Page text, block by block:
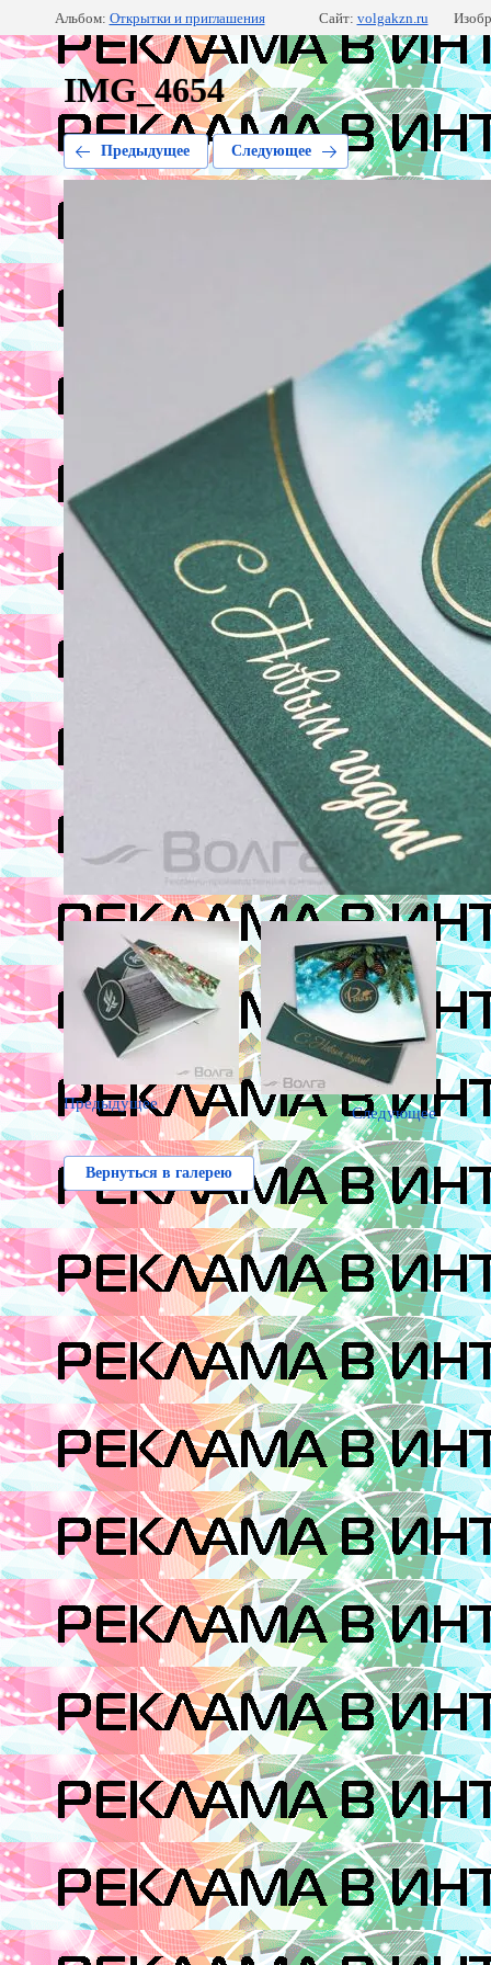
Альбом: Открытки и приглашения Сайт: volgakzn.ru
IMG_4654
Предыдущее Следующее
Предыдущее
Следующее
Вернуться в галерею